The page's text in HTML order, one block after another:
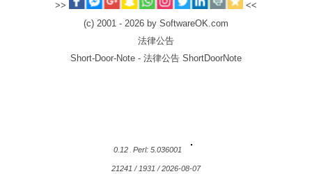
>>
<<
(c) 2001 - 2026 by SoftwareOK.com
法律公告
Short-Door-Note - 法律公告 ShortDoorNote
0.12 Perl: 5.036001
21241 / 1931 / 2026-08-07